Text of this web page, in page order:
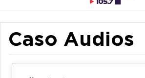
Caso Audios